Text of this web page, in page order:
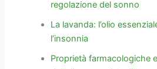
regolazione del sonno
La lavanda: l’olio
l’insonnia
Proprietà farmacologiche